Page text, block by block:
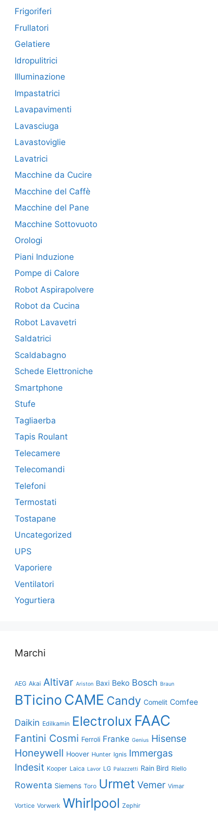
Frigoriferi
Frullatori
Gelatiere
Idropulitrici
Illuminazione
Impastatrici
Lavapavimenti
Lavasciuga
Lavastoviglie
Lavatrici
Macchine da Cucire
Macchine del Caffè
Macchine del Pane
Macchine Sottovuoto
Orologi
Piani Induzione
Pompe di Calore
Robot Aspirapolvere
Robot da Cucina
Robot Lavavetri
Saldatrici
Scaldabagno
Schede Elettroniche
Smartphone
Stufe
Tagliaerba
Tapis Roulant
Telecamere
Telecomandi
Telefoni
Termostati
Tostapane
Uncategorized
UPS
Vaporiere
Ventilatori
Yogurtiera
Marchi
AEG Akai Altivar Ariston Baxi Beko Bosch Braun
BTicino CAME Candy Comelit Comfee
Daikin Edilkamin Electrolux FAAC
Fantini Cosmi Ferroli Franke Genius Hisense
Honeywell Hoover Hunter Ignis Immergas
Indesit Kooper Laica Lavor LG Palazzetti Rain Bird Riello
Rowenta Siemens Toro Urmet Vemer Vimar
Vortice Vorwerk Whirlpool Zephir